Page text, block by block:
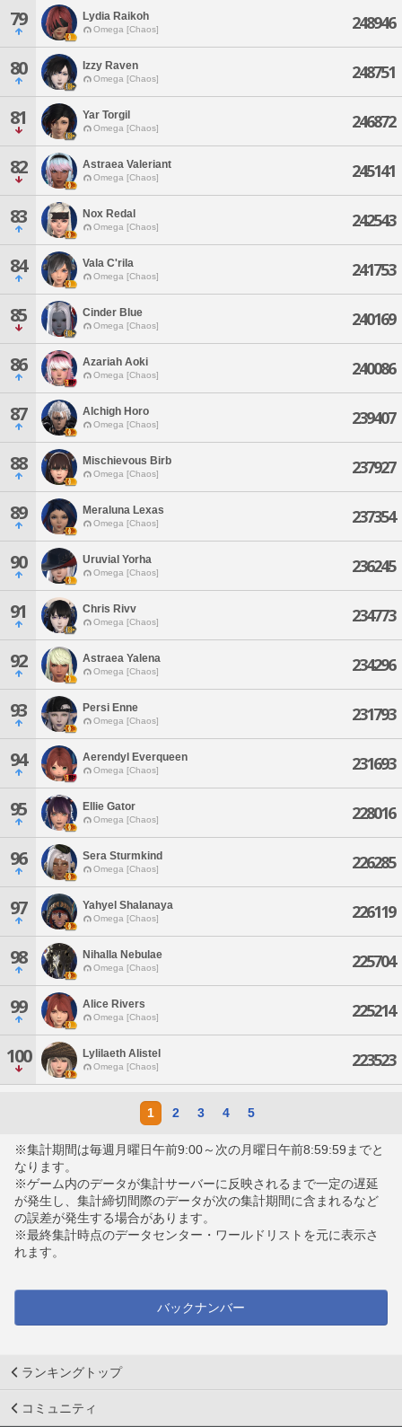
79 Lydia Raikoh
Omega [Chaos] 248946
80 Izzy Raven
Omega [Chaos] 248751
81 Yar Torgil
Omega [Chaos] 246872
82 Astraea Valeriant
Omega [Chaos] 245141
83 Nox Redal
Omega [Chaos] 242543
84 Vala C'rila
Omega [Chaos] 241753
85 Cinder Blue
Omega [Chaos] 240169
86 Azariah Aoki
Omega [Chaos] 240086
87 Alchigh Horo
Omega [Chaos] 239407
88 Mischievous Birb
Omega [Chaos] 237927
89 Meraluna Lexas
Omega [Chaos] 237354
90 Uruvial Yorha
Omega [Chaos] 236245
91 Chris Rivv
Omega [Chaos] 234773
92 Astraea Yalena
Omega [Chaos] 234296
93 Persi Enne
Omega [Chaos] 231793
94 Aerendyl Everqueen
Omega [Chaos] 231693
95 Ellie Gator
Omega [Chaos] 228016
96 Sera Sturmkind
Omega [Chaos] 226285
97 Yahyel Shalanaya
Omega [Chaos] 226119
98 Nihalla Nebulae
Omega [Chaos] 225704
99 Alice Rivers
Omega [Chaos] 225214
100 Lylilaeth Alistel
Omega [Chaos] 223523
1 2 3 4 5
※集計期間は毎週月曜日午前9:00～次の月曜日午前8:59:59までと
なります。
※ゲーム内のデータが集計サーバーに反映されるまで一定の遅延
が発生し、集計締切間際のデータが次の集計期間に含まれるなど
の誤差が発生する場合があります。
※最終集計時点のデータセンター・ワールドリストを元に表示さ
れます。
バックナンバー
ランキングトップ
コミュニティ